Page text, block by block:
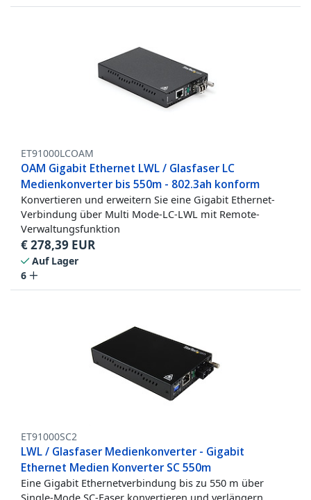
ET91000LCOAM
OAM Gigabit Ethernet LWL / Glasfaser LC
Medienkonverter bis 550m - 802.3ah konform
Konvertieren und erweitern Sie eine Gigabit Ethernet-
Verbindung über Multi Mode-LC-LWL mit Remote-
Verwaltungsfunktion
€278,39 EUR
Auf Lager
6
ET91000SC2
LWL / Glasfaser Medienkonverter - Gigabit
Ethernet Medien Konverter SC 550m
Eine Gigabit Ethernetverbindung bis zu 550 m über